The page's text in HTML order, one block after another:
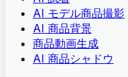
AI モデル商品撮影
AI 商品背景
商品動画生成
AI 商品シャドウ